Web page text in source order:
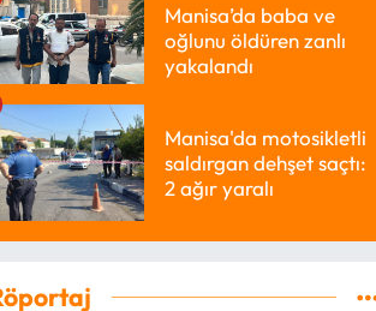
Manisa’da baba ve
oğlunu öldüren zanlı
yakalandı
Manisa'da motosikletli
saldırgan dehşet saçtı:
2 ağır yaralı